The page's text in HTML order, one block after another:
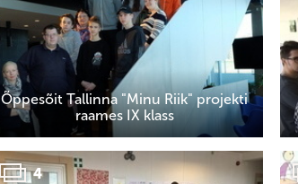
Õppesõit Tallinna "Minu Riik" projekti
raames IX klass
4